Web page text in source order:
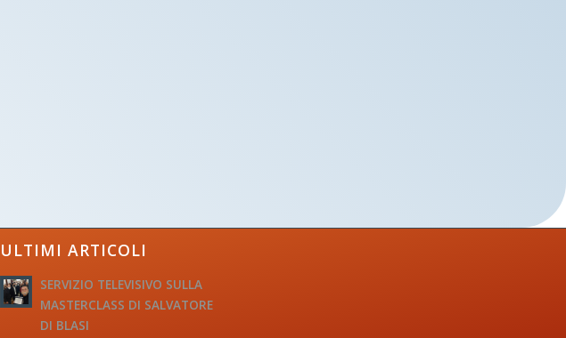
ULTIMI ARTICOLI
SERVIZIO TELEVISIVO SULLA
MASTERCLASS DI SALVATORE
DI BLASI